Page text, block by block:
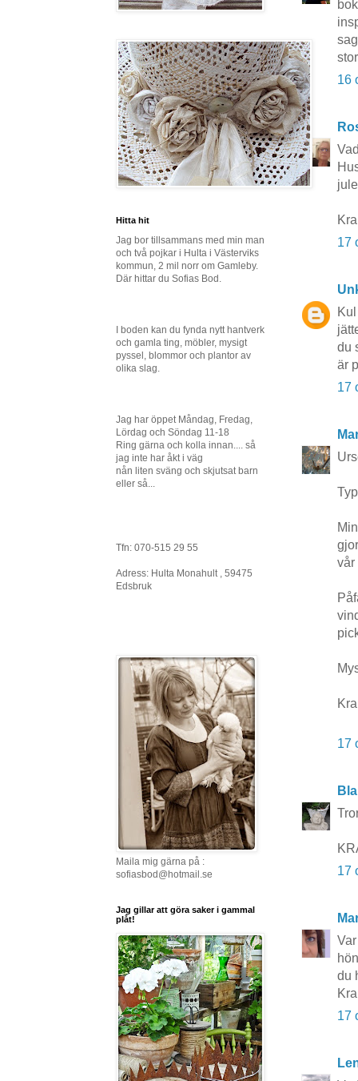
16
17
du
är
17
vår
17
17
du
17
Hitta hit
Jag bor tillsammans med min man
och två pojkar i Hulta i Västerviks
kommun, 2 mil norr om Gamleby.
Där hittar du Sofias Bod.
I boden kan du fynda nytt hantverk
och gamla ting, möbler, mysigt
pyssel, blommor och plantor av
olika slag.
Jag har öppet Måndag, Fredag,
Lördag och Söndag 11-18
Ring gärna och kolla innan.... så
jag inte har åkt i väg
nån liten sväng och skjutsat barn
eller så...
Tfn: 070-515 29 55
Adress: Hulta Monahult , 59475
Edsbruk
Maila mig gärna på :
sofiasbod@hotmail.se
Jag gillar att göra saker i gammal
plåt!